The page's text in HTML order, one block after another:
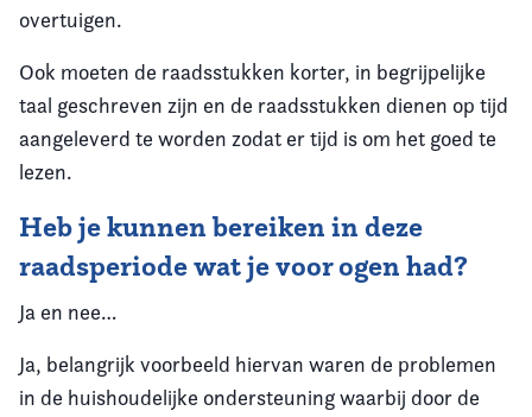
overtuigen.
Ook moeten de raadsstukken korter, in begrijpelijke
taal geschreven zijn en de raadsstukken dienen op tijd
aangeleverd te worden zodat er tijd is om het goed te
lezen.
Heb je kunnen bereiken in deze
raadsperiode wat je voor ogen had?
Ja en nee…
Ja, belangrijk voorbeeld hiervan waren de problemen
in de huishoudelijke ondersteuning waarbij door de